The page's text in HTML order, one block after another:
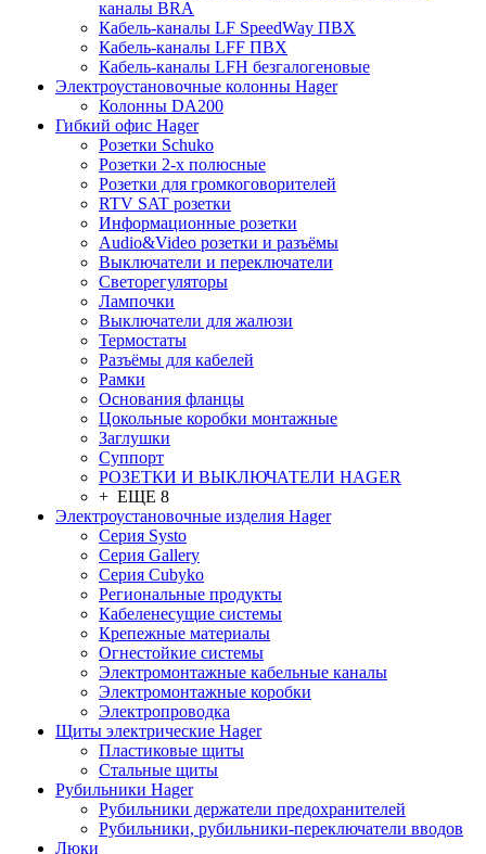
каналы BRA
Кабель-каналы LF SpeedWay ПВХ
Кабель-каналы LFF ПВХ
Кабель-каналы LFH безгалогеновые
Электроустановочные колонны Hager
Колонны DA200
Гибкий офис Hager
Розетки Schuko
Розетки 2-х полюсные
Розетки для громкоговорителей
RTV SAT розетки
Информационные розетки
Audio&Video розетки и разъёмы
Выключатели и переключатели
Светорегуляторы
Лампочки
Выключатели для жалюзи
Термостаты
Разъёмы для кабелей
Рамки
Основания фланцы
Цокольные коробки монтажные
Заглушки
Суппорт
РОЗЕТКИ И ВЫКЛЮЧАТЕЛИ HAGER
+ ЕЩЕ 8
Электроустановочные изделия Hager
Серия Systo
Серия Gallery
Серия Cubyko
Региональные продукты
Кабеленесущие системы
Крепежные материалы
Огнестойкие системы
Электромонтажные кабельные каналы
Электромонтажные коробки
Электропроводка
Щиты электрические Hager
Пластиковые щиты
Стальные щиты
Рубильники Hager
Рубильники держатели предохранителей
Рубильники, рубильники-переключатели вводов
Люки